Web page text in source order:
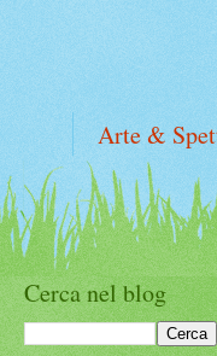
Arte &
Cerca nel blog